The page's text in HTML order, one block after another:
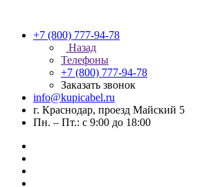
+7 (800) 777-94-78
Назад
Телефоны
+7 (800) 777-94-78
Заказать звонок
info@kupicabel.ru
г. Краснодар, проезд Майский 5
Пн. – Пт.: с 9:00 до 18:00